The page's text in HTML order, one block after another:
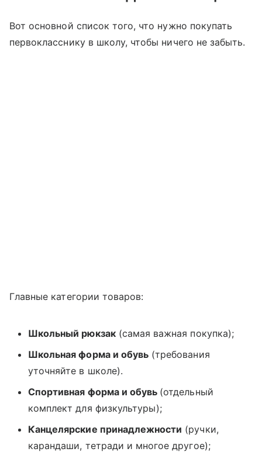
Вот основной список того, что нужно покупать
первокласснику в школу, чтобы ничего не забыть.
Главные категории товаров:
Школьный рюкзак(самая важная покупка);
Школьная форма и обувь (требования
уточняйте в школе).
Спортивная форма и обувь (отдельный
комплект для физкультуры);
Канцелярские принадлежности (ручки,
карандаши, тетради и многое другое);